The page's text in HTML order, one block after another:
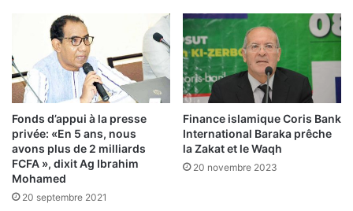
e
s
s
r
l
’
a
g
Q
u
e
n
o
u
s
r
é
Fonds d’appui à la presse
privée: «En 5 ans, nous
avons plus de 2 milliards
FCFA », dixit Ag Ibrahim
Mohamed
20 septembre 2021
Finance islamique Coris Bank
International Baraka prêche
la Zakat et le Waqh
20 novembre 2023